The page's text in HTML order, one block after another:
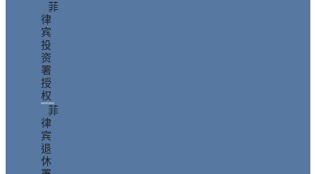
菲
律
宾
投
资
署
授
权
菲
律
宾
退
休